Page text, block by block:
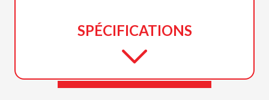
SPÉCIFICATIONS